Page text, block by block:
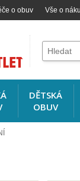
o obuv Vše o
DĚTSKÁ
OBUV